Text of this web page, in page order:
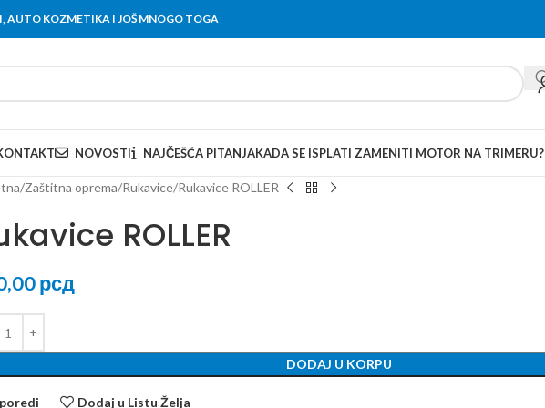
AUTO KOZMETIKA I JOŠ MNOGO TOGA
NOVOSTI NAJČEŠĆA PITANJAKADA SE ISPLATI ZAMENITI MOTOR NA TRIMERU?
Zaštitna oprema Rukavice Rukavice ROLLER
ROLLER
рсд
DODAJ U KORPU
Dodaj u Listu Želja